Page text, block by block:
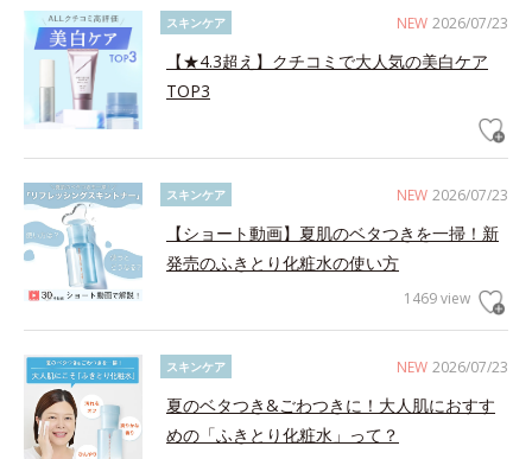
NEW 2026/07/23
スキンケア
【★4.3超え】クチコミで大人気の美白ケア
TOP3
NEW 2026/07/23
スキンケア
【ショート動画】夏肌のベタつきを一掃！新
発売のふきとり化粧水の使い方
1469 view
NEW 2026/07/23
スキンケア
夏のベタつき&ごわつきに！大人肌におすす
めの「ふきとり化粧水」って？